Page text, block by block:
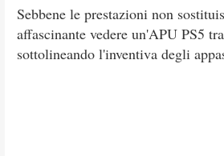
Sebbene le prestazioni non
affascinante vedere un'APU PS5
sottolineando l'inventiva degli